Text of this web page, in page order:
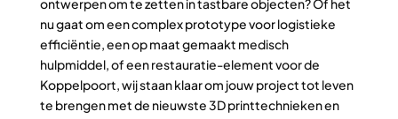
ontwerpen om te zetten in tastbare objecten? Of het
nu gaat om een complex prototype voor logistieke
efficiëntie, een op maat gemaakt medisch
hulpmiddel, of een restauratie-element voor de
Koppelpoort, wij staan klaar om jouw project tot leven
te brengen met de nieuwste 3D printtechnieken en